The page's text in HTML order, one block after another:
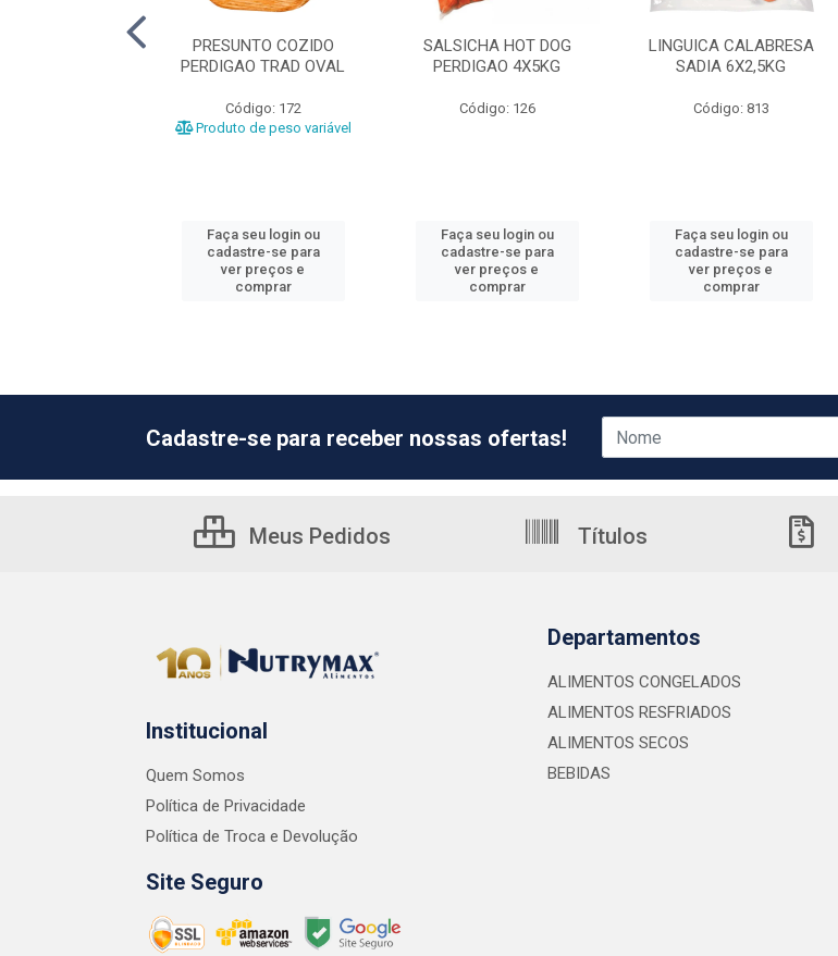
PRESUNTO COZIDO
PERDIGAO TRAD OVAL
Código: 172
Produto de peso variável
Faça seu login ou
cadastre-se para
ver preços e
comprar
SALSICHA HOT DOG
PERDIGAO 4X5KG
Código: 126
Faça seu login ou
cadastre-se para
ver preços e
comprar
LINGUICA CALABRESA
SADIA 6X2,5KG
Código: 813
Faça seu login ou
cadastre-se para
ver preços e
comprar
Cadastre-se para receber nossas ofertas!
Meus Pedidos Títulos
Institucional
Quem Somos
Política de Privacidade
Política de Troca e Devolução
Site Seguro
Departamentos
ALIMENTOS CONGELADOS
ALIMENTOS RESFRIADOS
ALIMENTOS SECOS
BEBIDAS